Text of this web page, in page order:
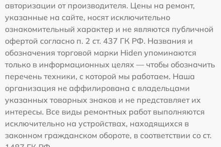
авторизации от производителя. Цены на ремонт,
указанные на сайте, носят исключительно
ознакомительный характер и не являются публичной
офертой согласно п. 2 ст. 437 ГК РФ. Названия и
обозначения торговой марки Hiden упоминаются
только в информационных целях — чтобы обозначить
перечень техники, с которой мы работаем. Наша
организация не аффилирована с владельцами
указанных товарных знаков и не представляет их
интересы. Все виды ремонтных работ выполняются
исключительно на устройствах, находящихся в
законном гражданском обороте, в соответствии со ст.